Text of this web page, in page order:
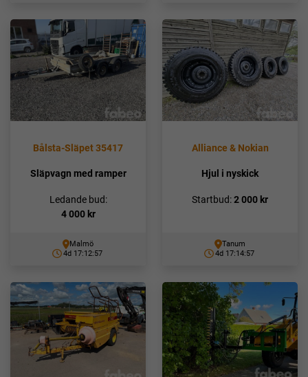
Bålsta-Släpet 35417
Släpvagn med ramper
Ledande bud:
4 000 kr
Malmö
4d 17:12:56
Alliance & Nokian
Hjul i nyskick
Startbud:2 000 kr
Tanum
4d 17:14:56